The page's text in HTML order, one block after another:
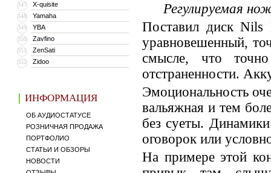
347 X-quisite
348 Yamaha
349 YBA
350 Zavfino
351 ZenSati
352 Zidoo
ИНФОРМАЦИЯ
ОБ АУДИОСТАТУСЕ
РОЗНИЧНАЯ ПРОДАЖА
ПОРТФОЛИО
СТАТЬИ И ОБЗОРЫ
НОВОСТИ
Регулируемая
Поставил диск Nils
уравновешенный,
смысле, что
отстраненности.
Эмоциональность
вальяжная и тем
без суеты.
оговорок или
На примере этой